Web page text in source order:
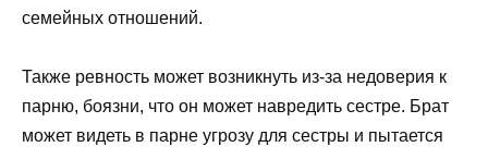
семейных отношений.
Также ревность может возникнуть из-за недоверия к
парню, боязни, что он может навредить сестре. Брат
может видеть в парне угрозу для сестры и пытается